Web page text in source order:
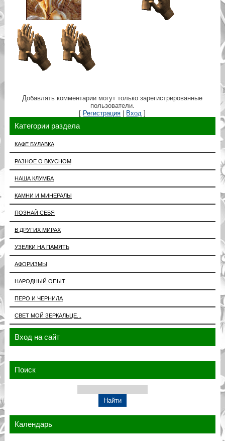
Добавлять комментарии могут только зарегистрированные
пользователи.
[ Регистрация | Вход ]
Категории раздела
КАФЕ БУЛАВКА
РАЗНОЕ О ВКУСНОМ
НАША КЛУМБА
КАМНИ И МИНЕРАЛЫ
ПОЗНАЙ СЕБЯ
В ДРУГИХ МИРАХ
УЗЕЛКИ НА ПАМЯТЬ
АФОРИЗМЫ
НАРОДНЫЙ ОПЫТ
ПЕРО И ЧЕРНИЛА
СВЕТ МОЙ ЗЕРКАЛЬЦЕ...
Вход на сайт
Поиск
Календарь